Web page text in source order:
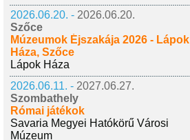
2026.06.20. - 2026.06.20.
Szőce
Múzeumok Éjszakája 2026 - Lápok
Háza, Szőce
Lápok Háza
2026.06.11. - 2027.06.27.
Szombathely
Római játékok
Savaria Megyei Hatókörű Városi
Múzeum